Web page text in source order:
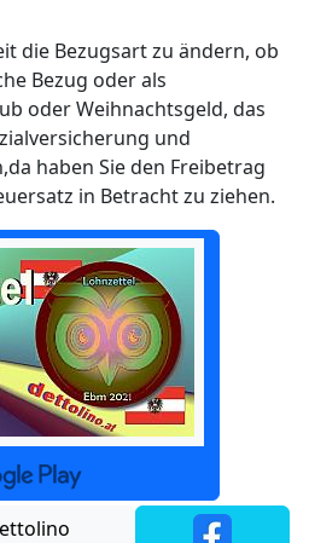
die Bezugsart zu ändern, ob
Bezug oder als
oder Weihnachtsgeld, das
und
haben Sie den Freibetrag
in Betracht zu ziehen.